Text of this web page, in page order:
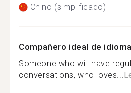
Chino (simplificado)
Compañero ideal de
Someone who will have
conversations, who loves...